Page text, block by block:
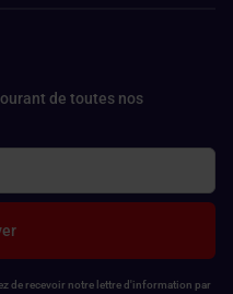
de toutes nos
de recevoir notre lettre d'information par